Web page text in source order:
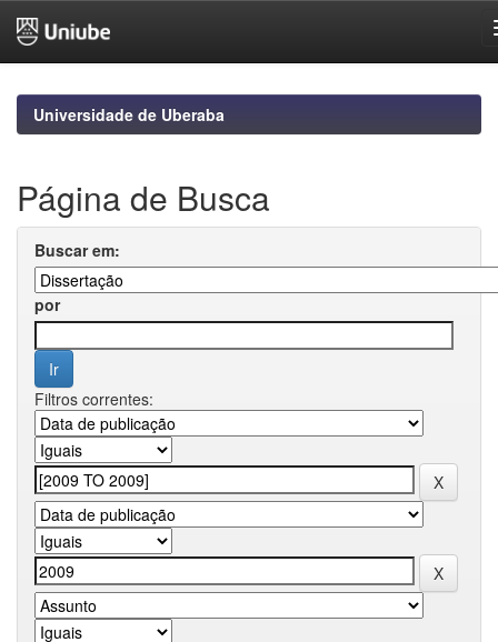
navigationUniversidade de Uberaba
Página de Busca
Buscar em:
por
Filtros correntes: